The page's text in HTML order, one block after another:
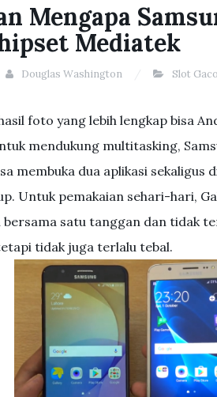
Mengapa
Mediatek
Douglas Washington Slot
foto yang lebih lengkap bisa
mendukung multitasking,
membuka dua aplikasi sekaligus
Untuk pemakaian sehari-hari,
satu tanggan dan tidak
tidak juga terlalu tebal.